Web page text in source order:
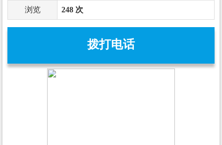
浏览 248 次
拨打电话